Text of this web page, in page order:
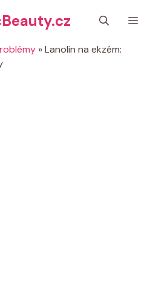
»Lanolin na ekzém: